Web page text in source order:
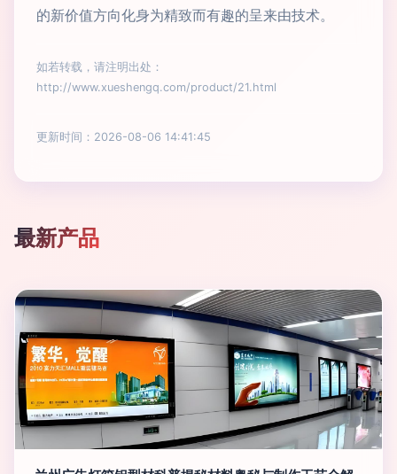
的新价值方向化身为精致而有趣的呈来由技术。
如若转载，请注明出处：
http://www.xueshengq.com/product/21.html
更新时间：2026-08-06 14:41:45
最新产品